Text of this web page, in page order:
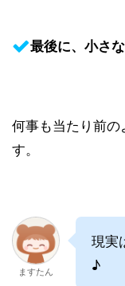
最後に、小さ
何事も当たり前の
す。
ますたん
現実
♪